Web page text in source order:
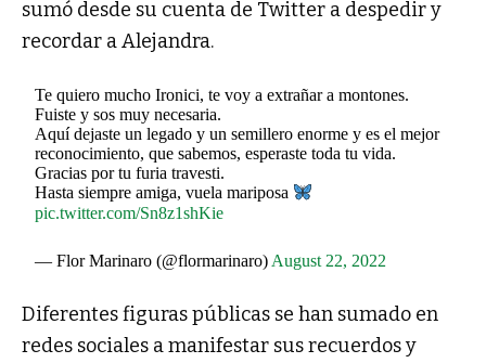
sumó desde su cuenta de Twitter a despedir y
recordar a Alejandra.
Te quiero mucho Ironici, te voy a extrañar a montones.
Fuiste y sos muy necesaria.
Aquí dejaste un legado y un semillero enorme y es el mejor
reconocimiento, que sabemos, esperaste toda tu vida.
Gracias por tu furia travesti.
Hasta siempre amiga, vuela mariposa
pic.twitter.com/Sn8z1shKie
— Flor Marinaro (@flormarinaro) August 22, 2022
Diferentes figuras públicas se han sumado en
redes sociales a manifestar sus recuerdos y